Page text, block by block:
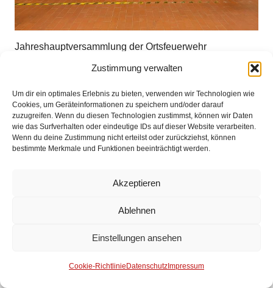
Zustimmung verwalten
Um dir ein optimales Erlebnis zu bieten, verwenden wir Technologien wie
Cookies, um Geräteinformationen zu speichern und/oder darauf
zuzugreifen. Wenn du diesen Technologien zustimmst, können wir Daten
wie das Surfverhalten oder eindeutige IDs auf dieser Website verarbeiten.
Wenn du deine Zustimmung nicht erteilst oder zurückziehst, können
bestimmte Merkmale und Funktionen beeinträchtigt werden.
Akzeptieren
Ablehnen
Einstellungen ansehen
Cookie-Richtlinie Datenschutz Impressum
Jahreshauptversammlung der Ortsfeuerwehr
Impressum
Datenschutz
Anmelden